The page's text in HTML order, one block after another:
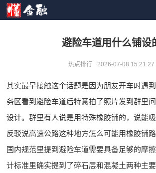
避险车道用什么铺设
热点排行 2026-07-08 15:21:27
其实最早接触这个话题是因为朋友开车时遇
务区看到避险车道后特意拍了照片发到群里
设计。群里有人说是用特殊橡胶铺的，说能
反驳说高速公路这种地方怎么可能用橡胶铺
国内规范里提到避险车道需要具备足够的摩
计标准里确实提到了碎石层和混凝土两种主